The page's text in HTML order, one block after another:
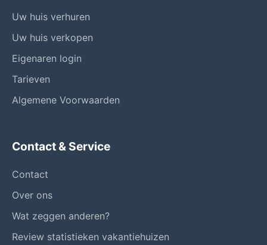
Uw huis verhuren
Uw huis verkopen
Eigenaren login
Tarieven
Algemene Voorwaarden
Contact & Service
Contact
Over ons
Wat zeggen anderen?
Review statistieken vakantiehuizen